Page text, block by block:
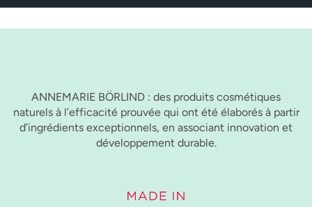
ANNEMARIE BÖRLIND : des produits cosmétiques
naturels à l’efficacité prouvée qui ont été élaborés à partir
d’ingrédients exceptionnels, en associant innovation et
développement durable.